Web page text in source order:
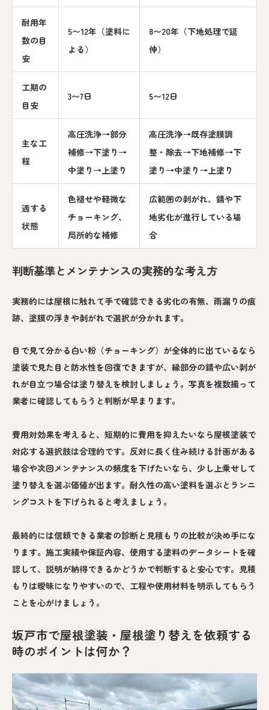
耐用年
数の目
安
5〜12年（塗料に
よる）
8〜20年（下地処理で延
伸）
工期の
目安
3〜7日 5〜12日
主な工
程
高圧洗浄→部分
補修→下塗り→
中塗り→上塗り
高圧洗浄→既存塗膜調
整・除去→下地補修→下
塗り→中塗り→上塗り
適する
状態
色褪せや軽微な
チョーキング、
局所的な補修
広範囲の剥がれ、錆や下
地劣化が進行している場
合
判断基準とメンテナンスの実務的な考え方
実務的には屋根に触れて手で確認できる劣化の有無、雨漏りの痕
跡、塗膜の浮きや剥がれで選択が分かれます。
目で見て分かる白い粉（チョーキング）が全体的に出ているなら
塗装で見た目と防水性を回復できますが、縁部分の錆や広い剥が
れが目立つ場合は塗り替えを検討しましょう。写真を複数撮って
業者に確認してもらうと判断が早まります。
費用対効果を考えると、短期的に費用を抑えたいなら屋根塗装で
対応する選択肢は合理的です。反対に長く住み続ける計画がある
場合や次回メンテナンスの頻度を下げたいなら、少し上乗せして
塗り替えを選ぶ価値が出ます。耐久性の高い塗料を選ぶとランニ
ングコストを下げられると考えましょう。
最終的には信頼できる業者の診断と見積もりの比較が決め手にな
ります。施工実績や保証内容、使用する塗料のデータシートを確
認して、説明が納得できるかどうかで判断すると安心です。見積
もりは曖昧になりやすいので、工程や使用材料を明示してもらう
ことを心がけましょう。
坂戸市で屋根塗装・屋根塗り替えを依頼する
時のポイントは何か？